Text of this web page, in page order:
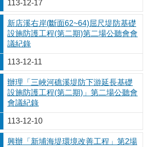
113-12-17
新店溪右岸(斷面62~64)屈尺堤防基礎
設施防護工程(第二期)第二場公聽會會
議紀錄
113-12-11
辦理「三峽河礁溪堤防下游延長基礎
設施防護工程(第二期)」第二場公聽會
會議紀錄
113-12-10
興辦「新埔海堤環境改善工程」第2場